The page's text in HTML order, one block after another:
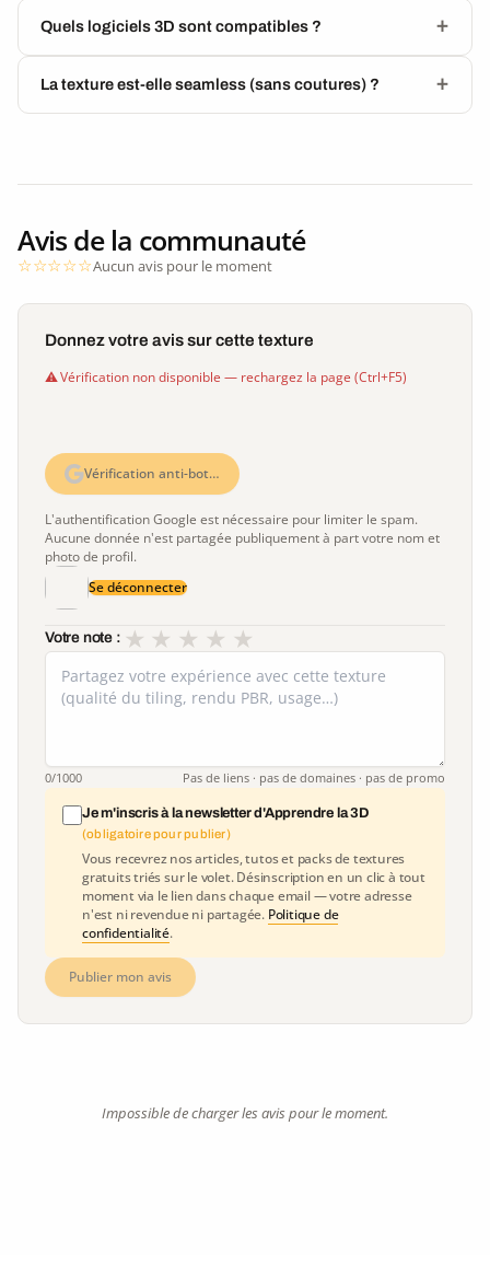
Quels logiciels 3D sont compatibles ?
La texture est-elle seamless (sans coutures) ?
Avis de la communauté
Aucun avis pour le moment
Donnez votre avis sur cette texture
Vérification non disponible — rechargez la page (Ctrl+F5)
Vérification anti-bot…
L'authentification Google est nécessaire pour limiter le spam.
Aucune donnée n'est partagée publiquement à part votre nom et
photo de profil.
Se déconnecter
Votre note : ★
★
★
★
★
0/1000 Pas de liens · pas de domaines · pas de promo
Je m'inscris à la newsletter d'Apprendre la 3D
(obligatoire pour publier)
Vous recevrez nos articles, tutos et packs de textures
gratuits triés sur le volet. Désinscription en un clic à tout
moment via le lien dans chaque email — votre adresse
n'est ni revendue ni partagée. Politique de
confidentialité.
Publier mon avis
Impossible de charger les avis pour le moment.